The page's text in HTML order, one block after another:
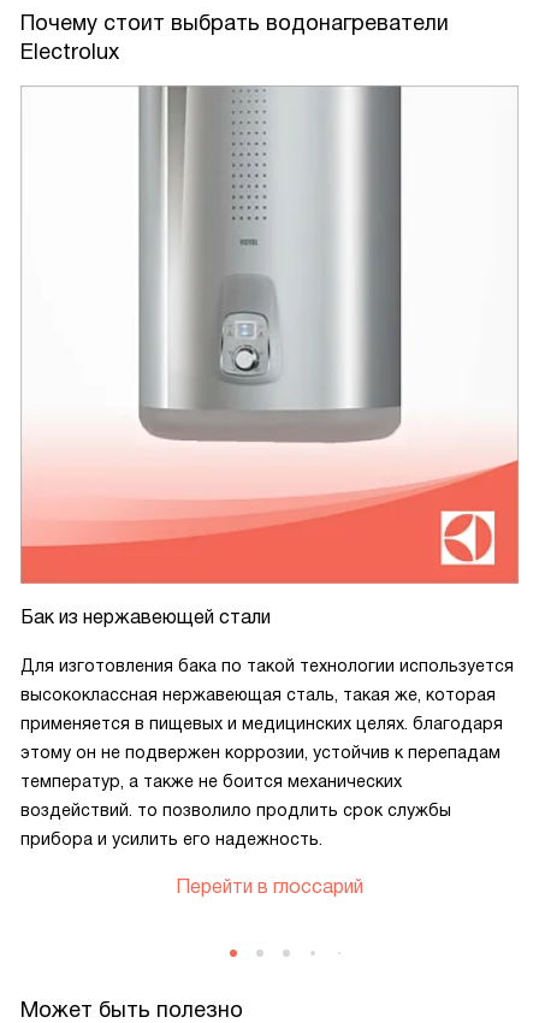
его установил на стену в ванной, и теперь каждый раз,
когда я вижу эту красоту, я просто в восторге. И жена
водонагревателя тоже сногсшибательная! Я могу сам
выбирать температуру воды от 35 до 75 градусов, что
просто идеально. И объем бака в 80 литров оказался
более чем достаточным для нас троих. Плюс он надежно
защищен от перегрева и сухого нагрева, и я особенно
оценил надежную пенополиуретановую изоляцию,
благодаря которой вода долго остается теплой, а я могу
представить свою жизнь без этого шикарного
водонагревателя. Что касается покупки в интернет-
магазине, то у меня все прошло гладко. Я заказал этот
водонагреватель и он был доставлен в оговоренные
сроки. Упаковка была крепкая и ничего не повредилось в
пути. Интернет-магазин оказался очень удобным, и я смог
легко оформить заказ. Обслуживание было отличным,
меня вежливо проконсультировали и ответили на все мои
Почему стоит выбрать водонагреватели
Electrolux
Бак из нержавеющей стали
Для изготовления бака по такой технологии используется
высококлассная нержавеющая сталь, такая же, которая
применяется в пищевых и медицинских целях. благодаря
этому он не подвержен коррозии, устойчив к перепадам
температур, а также не боится механических
воздействий. то позволило продлить срок службы
прибора и усилить его надежность.
Перейти в глоссарий
Может быть полезно